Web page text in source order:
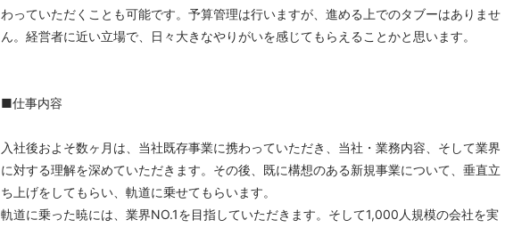
わっていただくことも可能です。予算管理は行いますが、進める上でのタブーはありませ
ん。経営者に近い立場で、日々大きなやりがいを感じてもらえることかと思います。
■仕事内容
入社後およそ数ヶ月は、当社既存事業に携わっていただき、当社・業務内容、そして業界
に対する理解を深めていただきます。その後、既に構想のある新規事業について、垂直立
ち上げをしてもらい、軌道に乗せてもらいます。
軌道に乗った暁には、業界NO.1を目指していただきます。そして1,000人規模の会社を実